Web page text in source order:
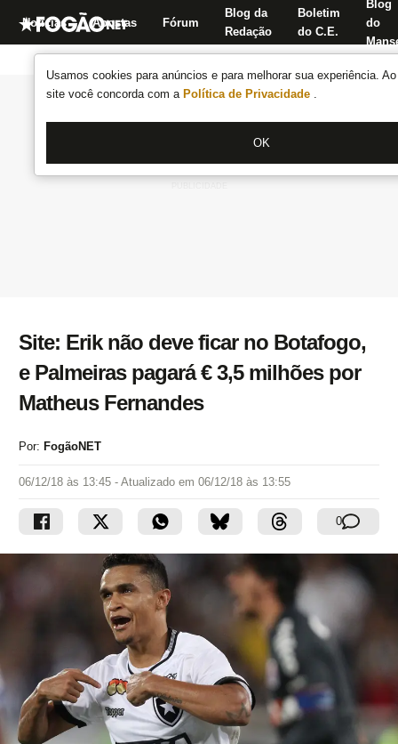
Usamos cookies para anúncios e para melhorar sua experiência.
site você concorda com a Política de Privacidade .
OK
Notícias Apostas Fórum
Blog da
Redação
Boletim
do C.E.
Blog
do
Site: Erik não deve ficar no Botafogo,
e Palmeiras pagará € 3,5 milhões por
Matheus Fernandes
Por: FogãoNET
06/12/18 às 13:45 - Atualizado em 06/12/18 às 13:55
0